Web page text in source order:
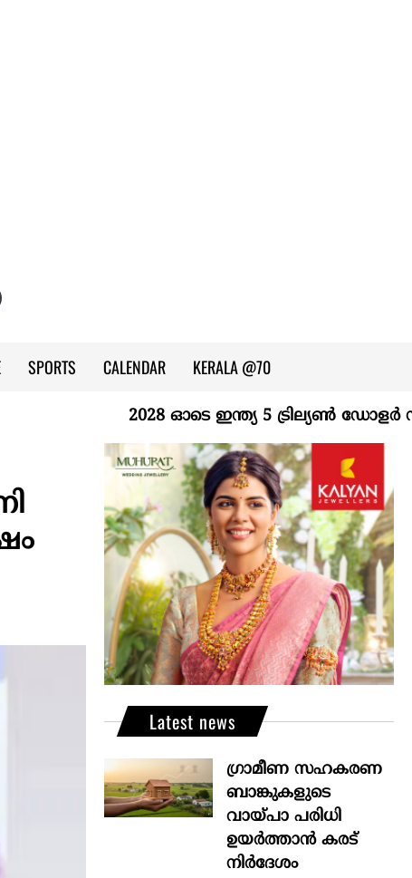
SPORTS CALENDAR KERALA @70
2028 ഓടെ ഇന്ത്യ 5 ട്രില്യണ്‍ ഡോളര്‍
Latest news
ഗ്രാമീണ സഹകരണ
ബാങ്കുകളുടെ
വായ്പാ പരിധി
ഉയർത്താൻ കരട്
നിർദേശം